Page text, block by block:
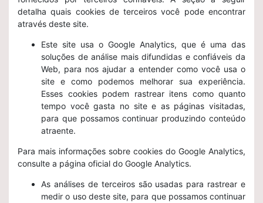
detalha quais cookies de terceiros você pode encontrar
através deste site.
Este site usa o Google Analytics, que é uma das
soluções de análise mais difundidas e confiáveis ​​da
Web, para nos ajudar a entender como você usa o
site e como podemos melhorar sua experiência.
Esses cookies podem rastrear itens como quanto
tempo você gasta no site e as páginas visitadas,
para que possamos continuar produzindo conteúdo
atraente.
Para mais informações sobre cookies do Google Analytics,
consulte a página oficial do Google Analytics.
As análises de terceiros são usadas para rastrear e
medir o uso deste site, para que possamos continuar